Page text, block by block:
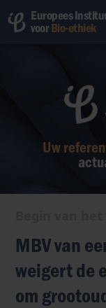
Uw
Europees
voorBio-ethiek
MBV van
weigert de
om